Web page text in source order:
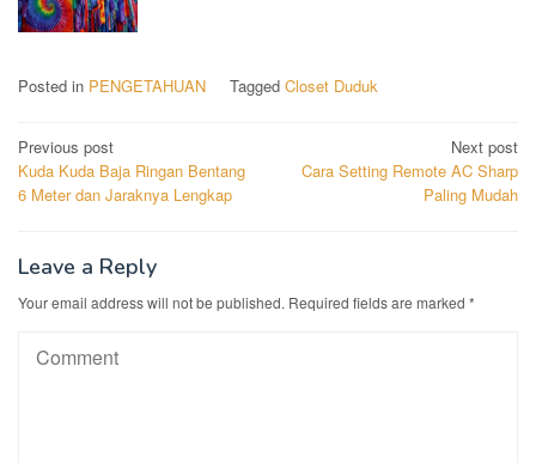
Posted in PENGETAHUAN Tagged Closet Duduk
Post
navigation
Previous post
Kuda Kuda Baja Ringan Bentang
6 Meter dan Jaraknya Lengkap
Next post
Cara Setting Remote AC Sharp
Paling Mudah
Leave a Reply
Your email address will not be published. Required fields are marked *